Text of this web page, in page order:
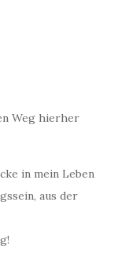
Weg hierher
in mein Leben
aus der